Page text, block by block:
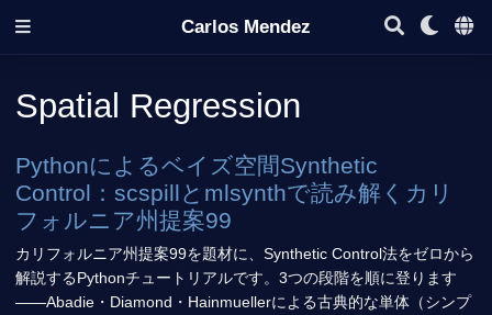
Carlos Mendez
Spatial Regression
Pythonによるベイズ空間Synthetic
Control：scspillとmlsynthで読み解くカリ
フォルニア州提案99
カリフォルニア州提案99を題材に、Synthetic Control法をゼロから
解説するPythonチュートリアルです。3つの段階を順に登ります
——Abadie・Diamond・Hainmuellerによる古典的な単体（シンプ